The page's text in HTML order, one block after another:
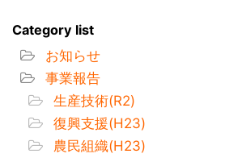
Category list
お知らせ
事業報告
生産技術(R2)
復興支援(H23)
農民組織(H23)